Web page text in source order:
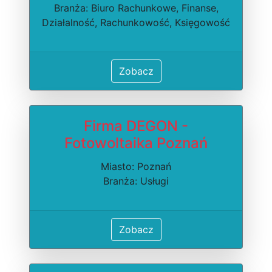
Branża: Biuro Rachunkowe, Finanse,
Działalność, Rachunkowość, Księgowość
Zobacz
Firma DEGON -
Fotowoltaika Poznań
Miasto: Poznań
Branża: Usługi
Zobacz